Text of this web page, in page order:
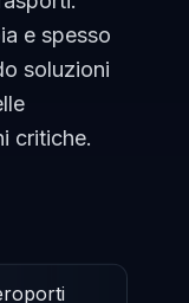
e spesso
soluzioni
critiche.